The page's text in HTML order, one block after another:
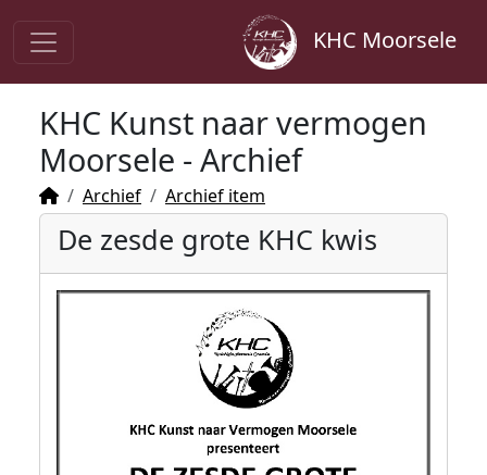
KHC Moorsele
KHC Kunst naar vermogen
Moorsele - Archief
Archief Archief item
De zesde grote KHC kwis